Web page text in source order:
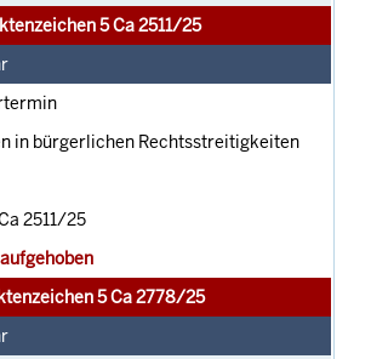
5 Ca 2511/25
in bürgerlichen Rechtsstreitigkeiten
2511/25
5 Ca 2778/25